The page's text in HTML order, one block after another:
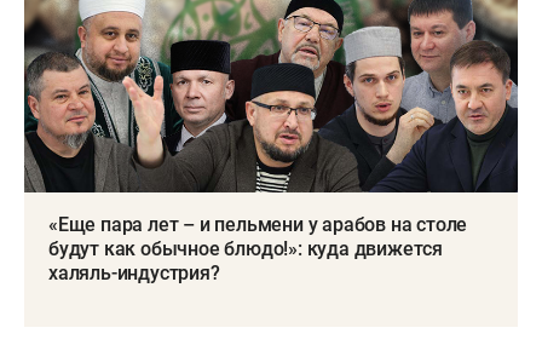
«Еще пара лет – и пельмени у арабов на столе
будут как обычное блюдо!»: куда движется
халяль-индустрия?